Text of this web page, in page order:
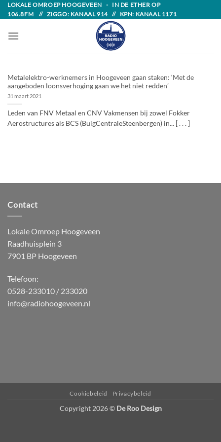
Skip
to
content
LOKALE OMROEP HOOGEVEEN - IN DE ETHER OP
106.8FM // ZIGGO: KANAAL 914 // KPN: KANAAL 1171
Metalelektro-werknemers in Hoogeveen gaan staken: ‘Met de
aangeboden loonsverhoging gaan we het niet redden’
31 maart 2021
Leden van FNV Metaal en CNV Vakmensen bij zowel Fokker
Aerostructures als BCS (BuigCentraleSteenbergen) in... [ . . . ]
Contact
Lokale Omroep Hoogeveen
Raadhuisplein 3
7901 BP Hoogeveen
Telefoon:
0528-233010 / 233020
info@radiohoogeveen.nl
Cookiebeleid Privacybeleid
Copyright 2026 © De Roo Design